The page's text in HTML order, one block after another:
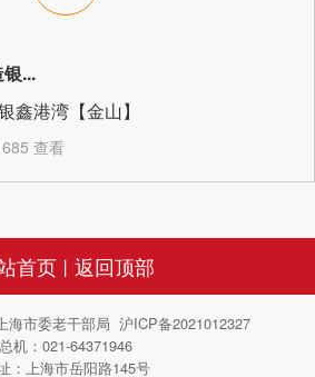
...
鑫港湾【金山】
查看
首页 丨 返回顶部
海市委老干部局 沪ICP备2021012327
总机：021-64371946
：上海市岳阳路145号